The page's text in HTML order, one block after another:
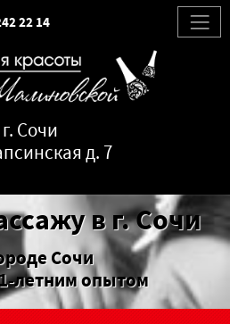
г. Сочи
д. 7
22 14
в г. Сочи
Сочи
летним опытом